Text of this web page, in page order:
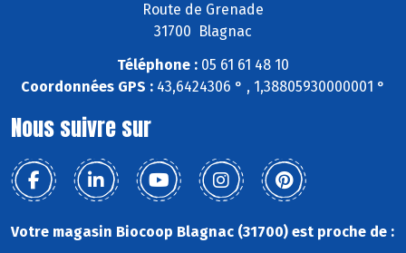
Route de Grenade
31700 Blagnac
Téléphone : 05 61 61 48 10
Coordonnées GPS : 43,6424306 ° , 1,38805930000001 °
Nous suivre sur
Votre magasin Biocoop Blagnac (31700) est proche de :